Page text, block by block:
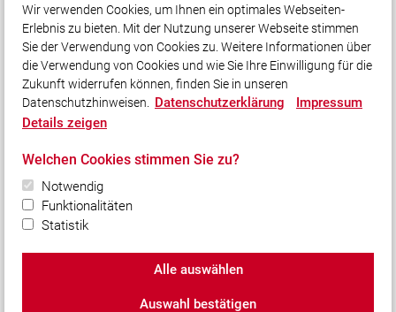
Quicklinks
Feuerwehr Mattarello
Pressefotografie24
Social Media
Bleiben Sie mit uns in Kontakt und vernetzen Sie sich
mit uns!
© 2026 Freiwillige Feuerwehr Ergolding e.V.
Datenschutz|Cookie-Einstellungen
Wir verwenden Cookies, um Ihnen ein optimales Webseiten-
Erlebnis zu bieten. Mit der Nutzung unserer Webseite stimmen
Sie der Verwendung von Cookies zu. Weitere Informationen über
die Verwendung von Cookies und wie Sie Ihre Einwilligung für die
Zukunft widerrufen können, finden Sie in unseren
Datenschutzhinweisen. Datenschutzerklärung
Impressum
Details zeigen
Welchen Cookies stimmen Sie zu?
Notwendig
Funktionalitäten
Statistik
Alle auswählen
Auswahl bestätigen